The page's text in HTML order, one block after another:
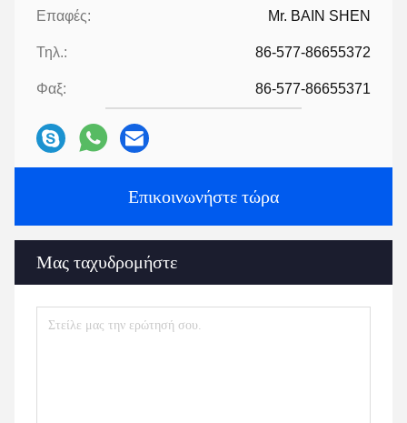
Επαφές: Mr. BAIN SHEN
Τηλ.: 86-577-86655372
Φαξ: 86-577-86655371
Επικοινωνήστε τώρα
Μας ταχυδρομήστε